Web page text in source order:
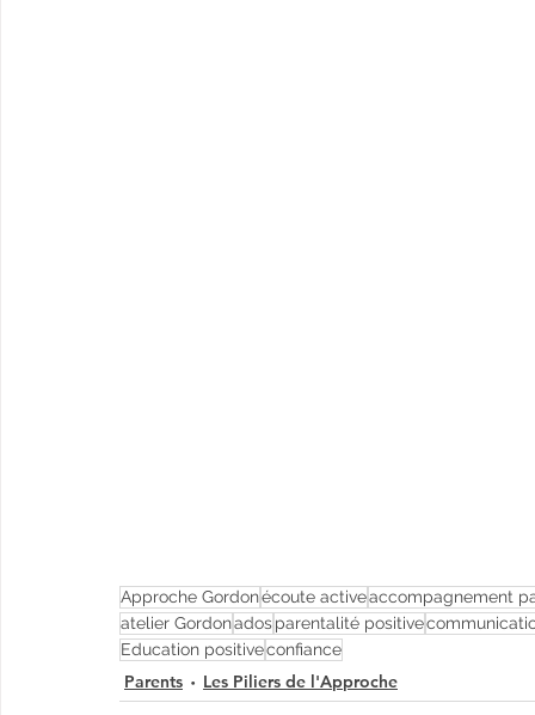
Approche Gordonécoute activeaccompagnement
atelier Gordonadosparentalité positive
Education positiveconfiance
Parents Les Piliers de l'Approche